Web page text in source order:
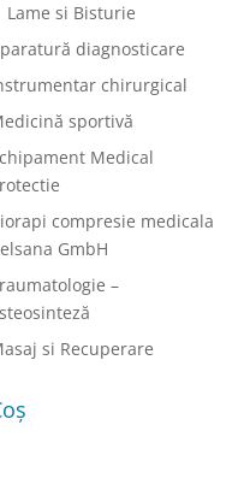
Lame si Bisturie
diagnosticare
chirurgical
sportivă
Medical
compresie medicala
GmbH
–
si Recuperare